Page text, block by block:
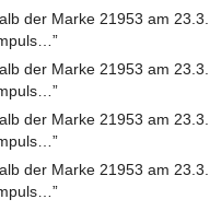
der Marke 21953 am 23.3.
der Marke 21953 am 23.3.
der Marke 21953 am 23.3.
der Marke 21953 am 23.3.